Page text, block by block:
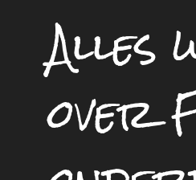
Alles
over